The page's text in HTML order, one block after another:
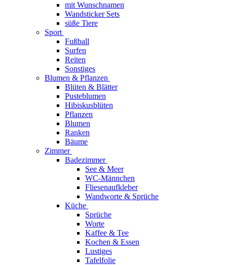
mit Wunschnamen
Wandsticker Sets
süße Tiere
Sport
Fußball
Surfen
Reiten
Sonstiges
Blumen & Pflanzen
Blüten & Blätter
Pusteblumen
Hibiskusblüten
Pflanzen
Blumen
Ranken
Bäume
Zimmer
Badezimmer
See & Meer
WC-Männchen
Fliesenaufkleber
Wandworte & Sprüche
Küche
Sprüche
Worte
Kaffee & Tee
Kochen & Essen
Lustiges
Tafelfolie